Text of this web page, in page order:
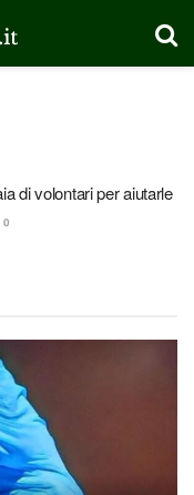
di volontari per aiutarle
0